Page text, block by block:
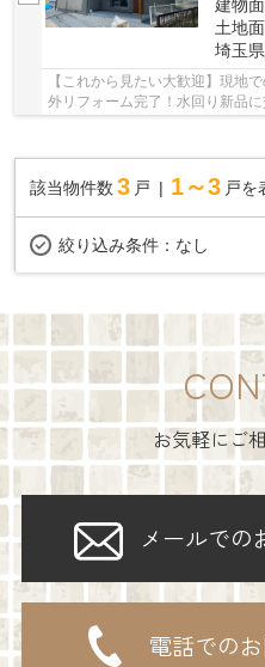
建物
土地
埼玉県
【これから見たい大歓迎】現地でのお待ち
外リフォーム完了！水回り新品
該当物件数 3 戸 1～3 戸を
絞り込み条件： なし
お気軽にご
メールでの
電話での